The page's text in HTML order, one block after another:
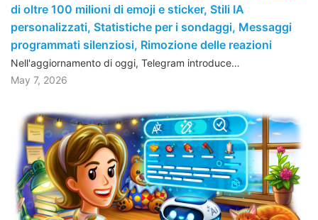
di oltre 100 milioni di emoji e sticker, Stili IA
personalizzati, Statistiche per i sondaggi, Messaggi
programmati silenziosi, Rimozione delle reazioni
Nell'aggiornamento di oggi, Telegram introduce…
May 7, 2026